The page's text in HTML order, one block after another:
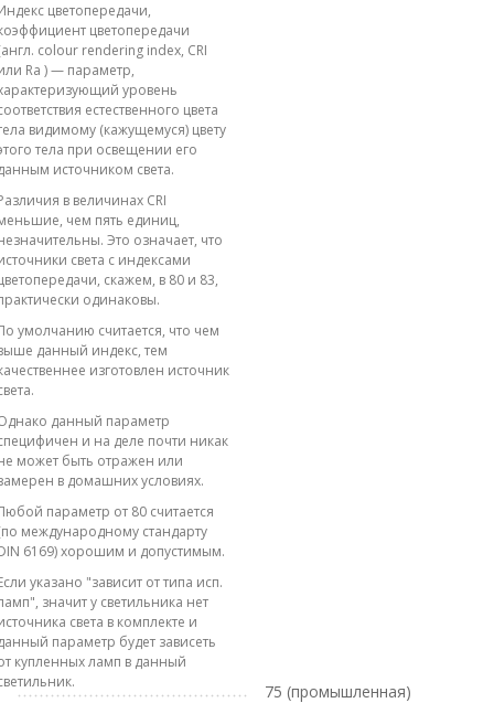
цветопередачи,
цветопередачи
colour rendering index, CRI
Ra ) — параметр,
уровень
естественного цвета
видимому (кажущемуся) цвету
тела при освещении его
источником света.
в величинах CRI
чем пять единиц,
Это означает, что
света с индексами
скажем, в 80 и 83,
одинаковы.
умолчанию считается, что чем
данный индекс, тем
изготовлен источник
данный параметр
и на деле почти никак
может быть отражен или
в домашних условиях.
параметр от 80 считается
международному стандарту
6169) хорошим и допустимым.
указано "зависит от типа исп.
значит у светильника нет
света в комплекте и
параметр будет зависеть
купленных ламп в данный
75 (промышленная)